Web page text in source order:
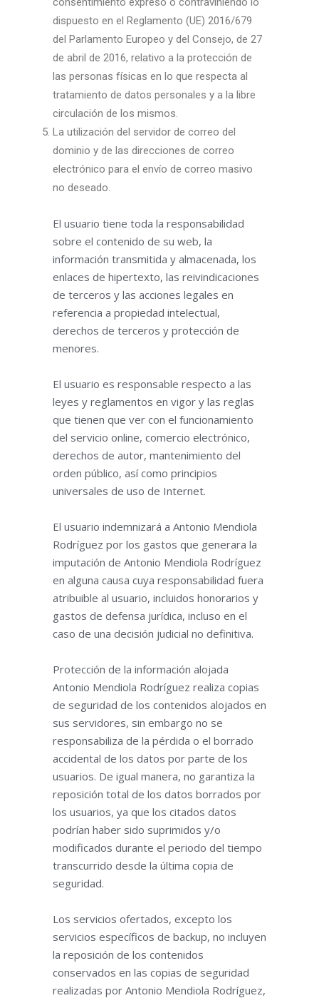
dispuesto en el Reglamento (UE) 2016/679
del Parlamento Europeo y del Consejo, de 27
de abril de 2016, relativo a la protección de
las personas físicas en lo que respecta al
tratamiento de datos personales y a la libre
circulación de los mismos.
La utilización del servidor de correo del
dominio y de las direcciones de correo
electrónico para el envío de correo masivo
no deseado.
El usuario tiene toda la responsabilidad
sobre el contenido de su web, la
información transmitida y almacenada, los
enlaces de hipertexto, las reivindicaciones
de terceros y las acciones legales en
referencia a propiedad intelectual,
derechos de terceros y protección de
menores.
El usuario es responsable respecto a las
leyes y reglamentos en vigor y las reglas
que tienen que ver con el funcionamiento
del servicio online, comercio electrónico,
derechos de autor, mantenimiento del
orden público, así como principios
universales de uso de Internet.
El usuario indemnizará a Antonio Mendiola
Rodríguez por los gastos que generara la
imputación de Antonio Mendiola Rodríguez
en alguna causa cuya responsabilidad fuera
atribuible al usuario, incluidos honorarios y
gastos de defensa jurídica, incluso en el
caso de una decisión judicial no definitiva.
Protección de la información alojada
Antonio Mendiola Rodríguez realiza copias
de seguridad de los contenidos alojados en
sus servidores, sin embargo no se
responsabiliza de la pérdida o el borrado
accidental de los datos por parte de los
usuarios. De igual manera, no garantiza la
reposición total de los datos borrados por
los usuarios, ya que los citados datos
podrían haber sido suprimidos y/o
modificados durante el periodo del tiempo
transcurrido desde la última copia de
seguridad.
Los servicios ofertados, excepto los
servicios específicos de backup, no incluyen
la reposición de los contenidos
conservados en las copias de seguridad
realizadas por Antonio Mendiola Rodríguez,